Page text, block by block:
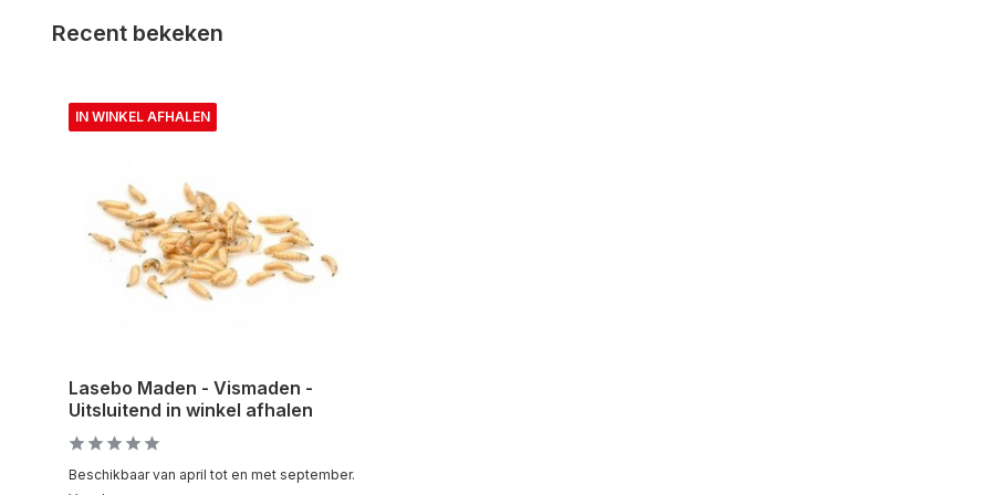
Recent bekeken
IN WINKEL AFHALEN
Lasebo Maden - Vismaden -
Uitsluitend in winkel afhalen
Beschikbaar van april tot en met september.